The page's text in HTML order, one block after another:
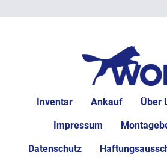
Inventar Ankauf Über
Impressum
Datenschutz